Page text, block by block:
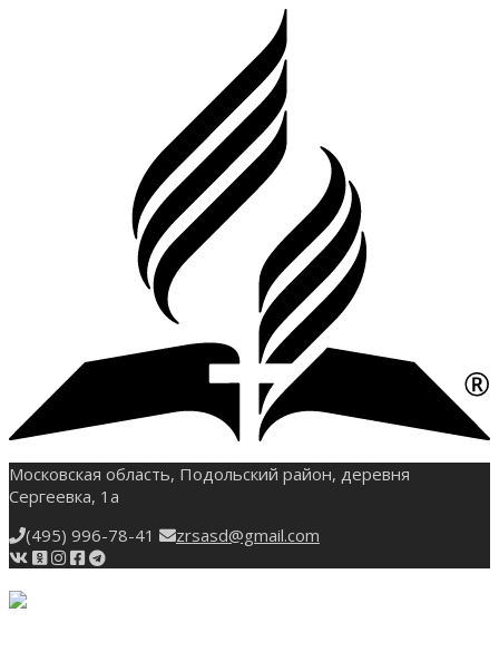
Московская область, Подольский район, деревня
Сергеевка, 1а
(495) 996-78-41
zrsasd@gmail.com